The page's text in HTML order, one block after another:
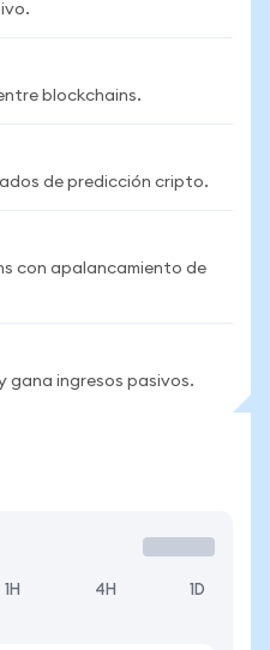
blockchains.
de predicción cripto.
con apalancamiento de
gana ingresos pasivos.
1H 4H 1D